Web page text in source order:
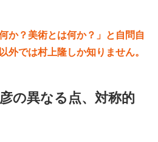
か？美術とは何か？」と自問自
外では村上隆しか知りません。
の異なる点、対称的